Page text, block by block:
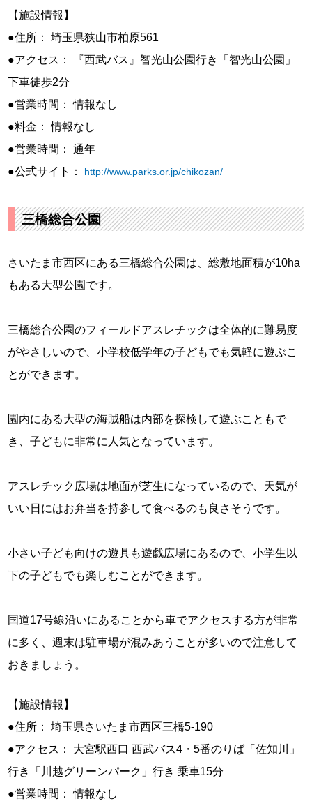
【施設情報】
●住所： 埼玉県狭山市柏原561
●アクセス： 『西武バス』智光山公園行き「智光山公園」
下車徒歩2分
●営業時間： 情報なし
●料金： 情報なし
●営業時間： 通年
●公式サイト： http://www.parks.or.jp/chikozan/
三橋総合公園
さいたま市西区にある三橋総合公園は、総敷地面積が10ha
もある大型公園です。
三橋総合公園のフィールドアスレチックは全体的に難易度
がやさしいので、小学校低学年の子どもでも気軽に遊ぶこ
とができます。
園内にある大型の海賊船は内部を探検して遊ぶこともで
き、子どもに非常に人気となっています。
アスレチック広場は地面が芝生になっているので、天気が
いい日にはお弁当を持参して食べるのも良さそうです。
小さい子ども向けの遊具も遊戯広場にあるので、小学生以
下の子どもでも楽しむことができます。
国道17号線沿いにあることから車でアクセスする方が非常
に多く、週末は駐車場が混みあうことが多いので注意して
おきましょう。
【施設情報】
●住所： 埼玉県さいたま市西区三橋5-190
●アクセス： 大宮駅西口 西武バス4・5番のりば「佐知川」
行き「川越グリーンパーク」行き 乗車15分
●営業時間： 情報なし